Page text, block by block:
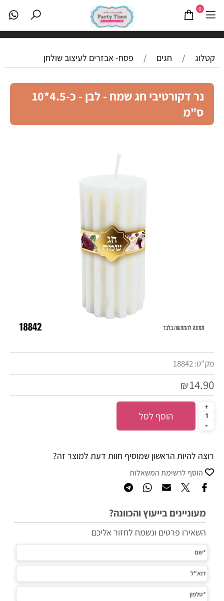
0
קטלוג / חגים / פסח- אבזרים לעיצוב שולחן
נר דקורטיבי חג שמח - לבן - כ-4.5*10
ס"מ
מק"ט:18842
₪14.90
הוסף לסל
רוצה להיות הראשון שמוסיף חוות דעת למוצר זה?
הוסף לרשימת המשאלות
מעוניינים בייעוץ והכוונה?
השאירו פרטים ונשמח לחזור אליכם